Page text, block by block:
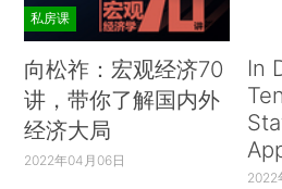
私房课
向松祚：宏观经济70
讲，带你了解国内外
经济大局
2022年04月06日
In
2022